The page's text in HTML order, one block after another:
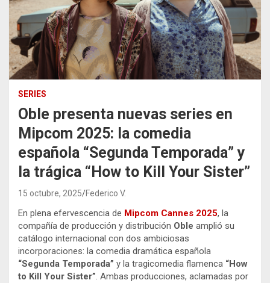
SERIES
Oble presenta nuevas series en
Mipcom 2025: la comedia
española “Segunda Temporada” y
la trágica “How to Kill Your Sister”
15 octubre, 2025 Federico V.
En plena efervescencia de Mipcom Cannes 2025, la
compañía de producción y distribución Oble amplió su
catálogo internacional con dos ambiciosas
incorporaciones: la comedia dramática española
“Segunda Temporada” y la tragicomedia flamenca “How
to Kill Your Sister”. Ambas producciones, aclamadas por